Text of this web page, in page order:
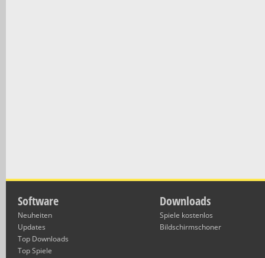
Software
Neuheiten
Updates
Top Downloads
Top Spiele
Downloads
Spiele kostenlos
Bildschirmschoner